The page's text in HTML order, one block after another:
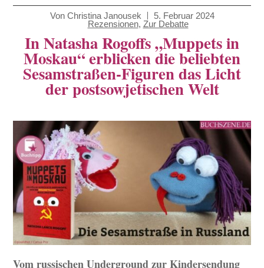
Von Christina Janousek
5. Februar 2024
Rezensionen, Zur Debatte
In Natasha Rogoffs „Muppets in
Moskau“ erblicken die beliebten
Sesamstraßen-Figuren das Licht
der postsowjetischen Welt
Vom russischen Underground zur Kindersendung